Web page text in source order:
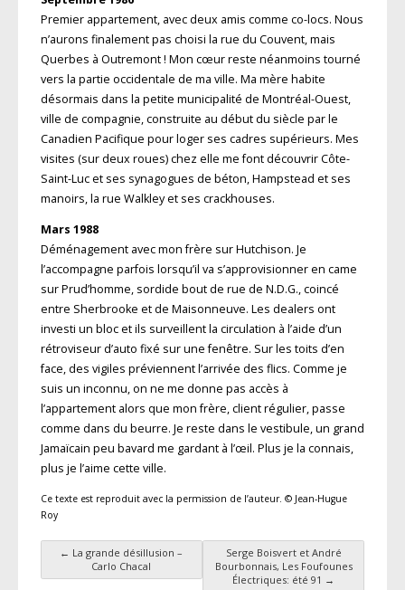
Premier appartement, avec deux amis comme co-locs. Nous
n’aurons finalement pas choisi la rue du Couvent, mais
Querbes à Outremont ! Mon cœur reste néanmoins tourné
vers la partie occidentale de ma ville. Ma mère habite
désormais dans la petite municipalité de Montréal-Ouest,
ville de compagnie, construite au début du siècle par le
Canadien Pacifique pour loger ses cadres supérieurs. Mes
visites (sur deux roues) chez elle me font découvrir Côte-
Saint-Luc et ses synagogues de béton, Hampstead et ses
manoirs, la rue Walkley et ses crackhouses.
Mars 1988
Déménagement avec mon frère sur Hutchison. Je
l’accompagne parfois lorsqu’il va s’approvisionner en came
sur Prud’homme, sordide bout de rue de N.D.G., coincé
entre Sherbrooke et de Maisonneuve. Les dealers ont
investi un bloc et ils surveillent la circulation à l’aide d’un
rétroviseur d’auto fixé sur une fenêtre. Sur les toits d’en
face, des vigiles préviennent l’arrivée des flics. Comme je
suis un inconnu, on ne me donne pas accès à
l’appartement alors que mon frère, client régulier, passe
comme dans du beurre. Je reste dans le vestibule, un grand
Jamaïcain peu bavard me gardant à l’œil. Plus je la connais,
plus je l’aime cette ville.
Ce texte est reproduit avec la permission de l’auteur. © Jean-Hugue
Roy
Navigation des articles
← La grande désillusion –
Carlo Chacal
Serge Boisvert et André
Bourbonnais, Les Foufounes
Électriques: été 91 →